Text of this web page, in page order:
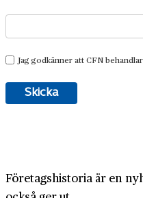
Företagshistoria är en